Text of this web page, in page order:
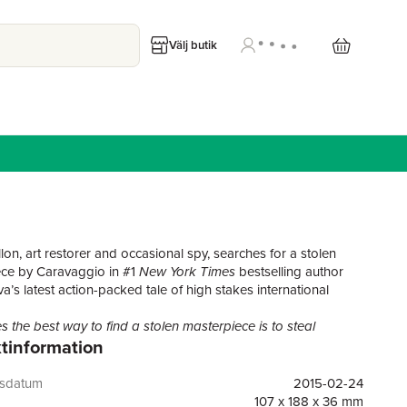
Välj butik
art restorer and occasional spy, searches for a stolen
by Caravaggio in #1 New York Timesbestselling author
latest action-packed tale of high stakes international
the best way to find a stolen masterpiece is to steal
. . .
spy novels featuring a diverse cast of compelling
and ingenious plots that have taken them around the globe
2015-02-24
107 x 188 x 36 mm